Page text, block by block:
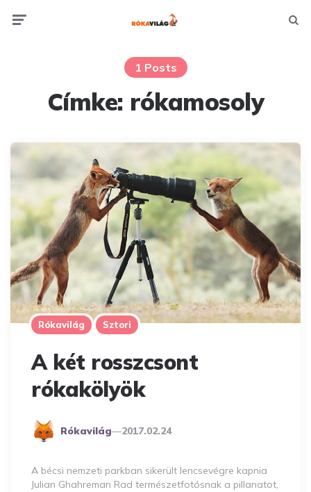
1 Posts
Címke: rókamosoly
Rókavilág Sztori
A két rosszcsont
rókakölyök
Posted
Rókavilág 2017.02.24
A bécsi nemzeti parkban sikerült lencsevégre kapnia
Julian Ghahreman Rad természetfotósnak a pillanatot,